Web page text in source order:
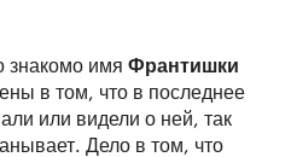
знакомо имя Франтишки
в том, что в последнее
или видели о ней, так
Дело в том, что